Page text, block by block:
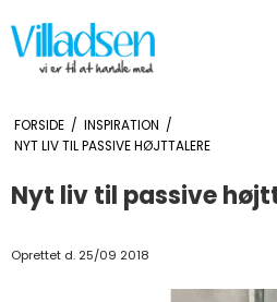
FORSIDE / INSPIRATION /
NYT LIV TIL PASSIVE HØJTTALERE
Nyt liv til passive
Oprettet d. 25/09 2018